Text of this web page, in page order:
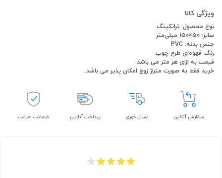
ویژگی کالا:
نوع محصول: ترانکینگ
سایز: 50×150 میلی‌متر
جنس بدنه: PVC
رنگ: قهوه‌ای طرح چوب
قیمت به ازای هر متر می باشد.
خرید فقط به صورت متراژ زوج امکان پذیر می باشد.
سفارش آنلاین ارسال فوری پرداخت آنلاین ضمانت اصالت